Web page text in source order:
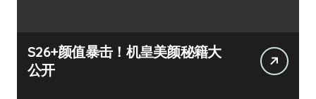
S26+颜值暴击！机皇美颜秘籍大
公开